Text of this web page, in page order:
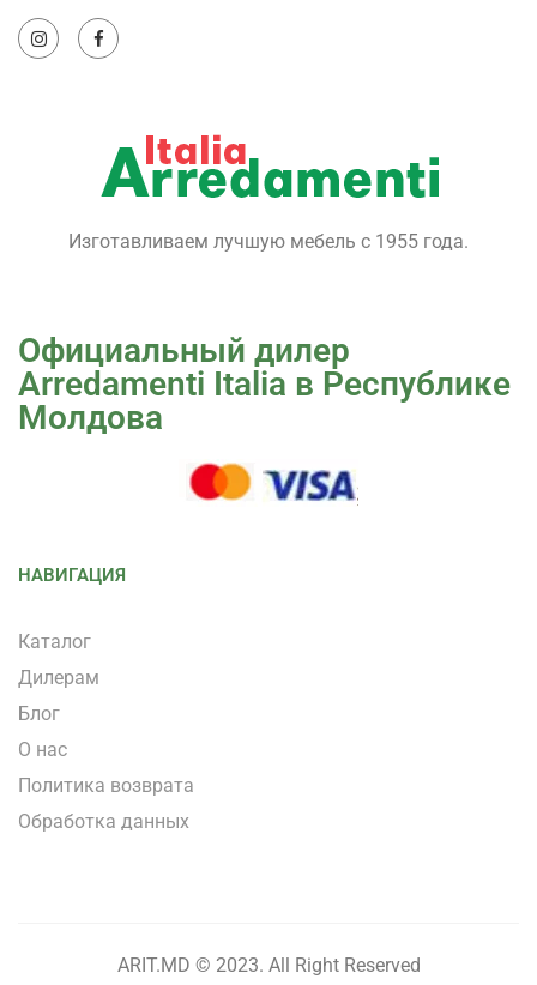
Изготавливаем лучшую мебель с 1955 года.
Официальный дилер
Arredamenti Italia в Республике
Молдова
НАВИГАЦИЯ
Каталог
Дилерам
Блог
О нас
Политика возврата
Обработка данных
ARIT.MD © 2023. All Right Reserved